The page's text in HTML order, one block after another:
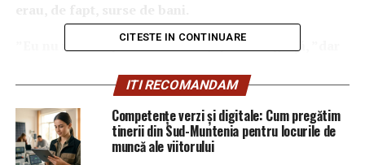
”Eu nu mai fac politică activă”, spune Negoiță, ”dar
care le-am trăit ca primar cu acest avorton – și nu mă
feresc de cuvinte – de Nicușor Dan. Omul ăsta a făcut
instituției conduse de mine mai multe plîngeri la
DNA și în alte locuri, care s-au închis toate din lipsă
CITESTE IN CONTINUARE
ITI RECOMANDAM
Competențe verzi și digitale: Cum pregătim
tinerii din Sud-Muntenia pentru locurile de
muncă ale viitorului